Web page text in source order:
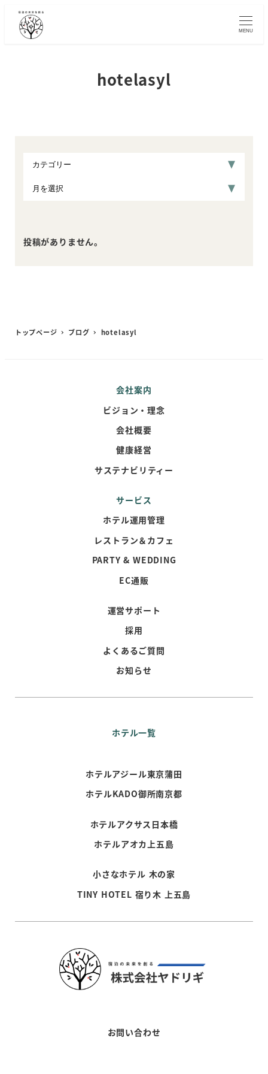
MENU
hotelasyl
投稿がありません。
トップページ ブログ hotelasyl
会社案内
ビジョン・理念
会社概要
健康経営
サステナビリティー
サービス
ホテル運用管理
レストラン＆カフェ
PARTY & WEDDING
EC通販
運営サポート
採用
よくあるご質問
お知らせ
ホテル一覧
ホテルアジール東京蒲田
ホテルKADO御所南京都
ホテルアクサス日本橋
ホテルアオカ上五島
小さなホテル 木の家
TINY HOTEL 宿り木 上五島
お問い合わせ